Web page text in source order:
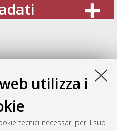
utilizza i
tecnici necessari per il suo